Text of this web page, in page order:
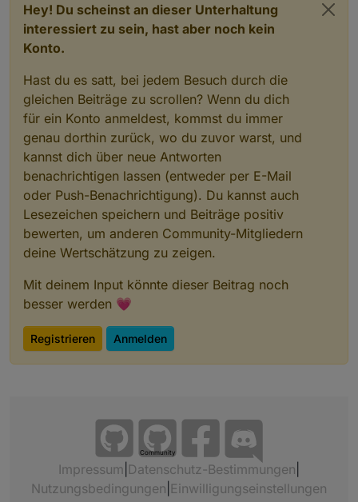
Hey! Du scheinst an dieser Unterhaltung
interessiert zu sein, hast aber noch kein
Konto.
Hast du es satt, bei jedem Besuch durch die
gleichen Beiträge zu scrollen? Wenn du dich
für ein Konto anmeldest, kommst du immer
genau dorthin zurück, wo du zuvor warst, und
kannst dich über neue Antworten
benachrichtigen lassen (entweder per E-Mail
oder Push-Benachrichtigung). Du kannst auch
Lesezeichen speichern und Beiträge positiv
bewerten, um anderen Community-Mitgliedern
deine Wertschätzung zu zeigen.
Mit deinem Input könnte dieser Beitrag noch
besser werden 💗
Registrieren Anmelden
Community
Impressum Datenschutz-Bestimmungen
Nutzungsbedingungen Einwilligungseinstellungen